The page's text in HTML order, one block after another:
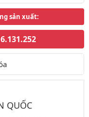
sản xuất:
QUỐC